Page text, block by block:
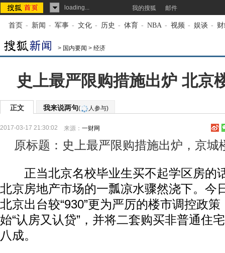
loading... 我的搜狐 邮件
首页 - 新闻 - 军事 - 文化 - 历史 - 体育 - NBA - 视频 - 娱谈 -
> 国内要闻 > 经济
史上最严限购措施出炉 北京
正文 我来说两句( 人参与)
2017-03-17 21:30:02 来源： 一财网
原标题：史上最严限购措施出炉，京城
正当北京名校毕业生买不起学区房的话
北京房地产市场的一瓢凉水骤然浇下。今
北京出台较“930”更为严厉的楼市调控政
始“认房又认贷”，并将二套购买非普通住
八成。